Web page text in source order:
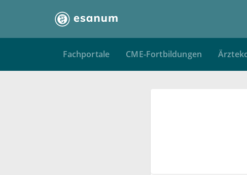
Fachportale CME-Fortbildungen